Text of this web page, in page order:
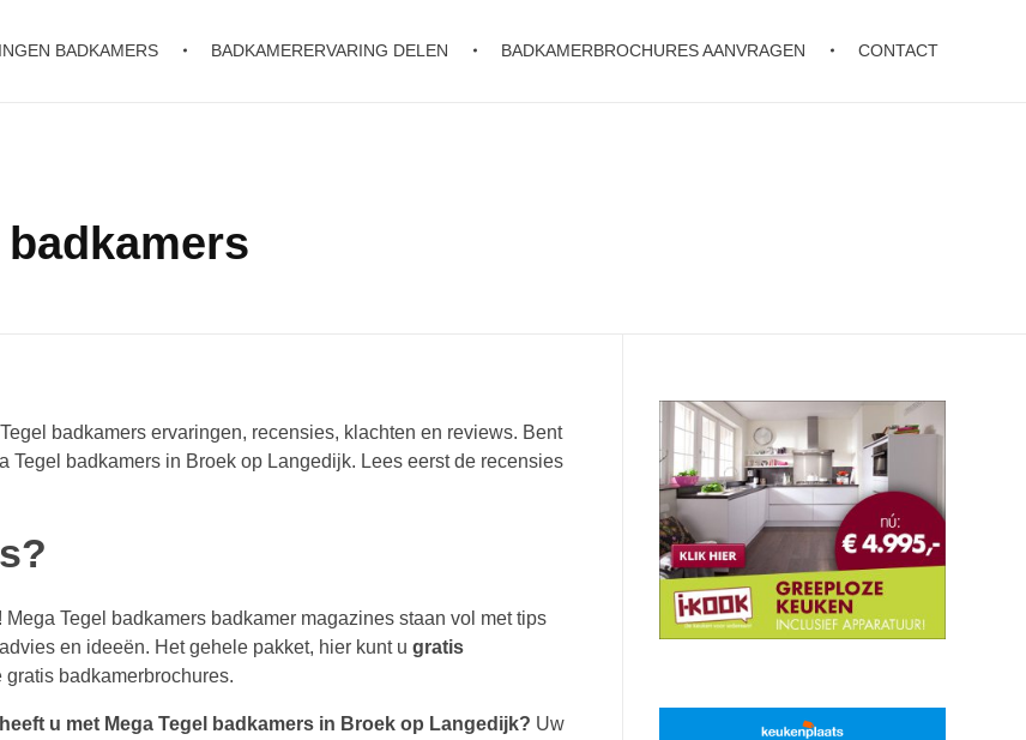
BADKAMERS BADKAMERERVARING DELEN BADKAMERBROCHURES AANVRAGEN CONTACT
badkamers ervaringen, recensies, klachten en reviews. Bent
badkamers in Broek op Langedijk. Lees eerst de recensies
Tegel badkamers badkamer magazines staan vol met tips
en ideeën. Het gehele pakket, hier kunt u gratis
badkamerbrochures.
u met Mega Tegel badkamers in Broek op Langedijk? Uw